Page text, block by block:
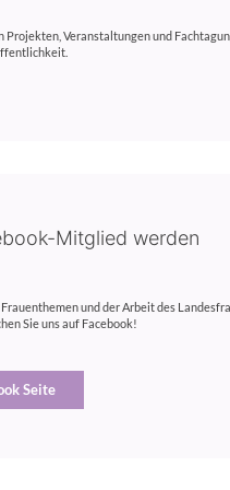
Projekten, Veranstaltungen und
Mitglied werden
Frauenthemen und der Arbeit des
Sie uns auf Facebook!
Seite